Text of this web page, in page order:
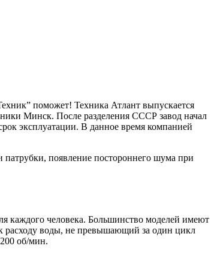
поможет! Техника Атлант выпускается
Минск. После разделения СССР завод начал
эксплуатации. В данное время компанией
появление постороннего шума при
каждого человека. Большинство моделей имеют
расходу воды, не превышающий за один цикл
об/мин.